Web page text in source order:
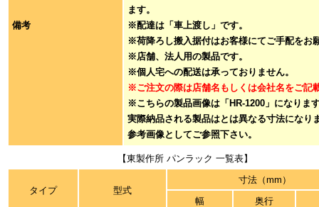
備考
ます。
※配達は「車上渡し」です。
※荷降ろし搬入据付はお客様にてご手配をお
※店舗、法人用の製品です。
※個人宅への配送は承っておりません。
※ご注文の際は店舗名もしくは会社名をご記
※こちらの製品画像は「HR-1200」になりま
実際納品される製品はとは異なる寸法になり
参考画像としてご参照下さい。
【東製作所 パンラック 一覧表】
タイプ 型式
寸法（mm）
幅
奥行